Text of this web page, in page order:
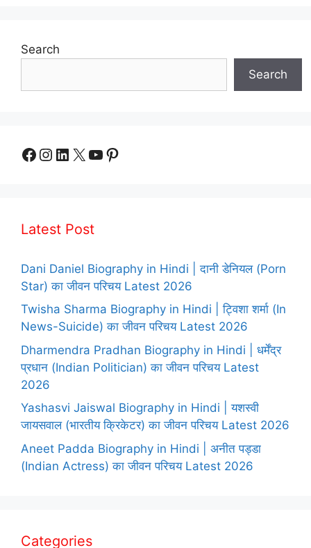
Search
Search
Facebook
Instagram
LinkedIn
X YouTube
Pinterest
Latest Post
Dani Daniel Biography in Hindi | दानी डेनियल (Porn
Star) का जीवन परिचय Latest 2026
Twisha Sharma Biography in Hindi | ट्विशा शर्मा (In
News-Suicide) का जीवन परिचय Latest 2026
Dharmendra Pradhan Biography in Hindi | धर्मेंद्र
प्रधान (Indian Politician) का जीवन परिचय Latest
2026
Yashasvi Jaiswal Biography in Hindi | यशस्वी
जायसवाल (भारतीय क्रिकेटर) का जीवन परिचय Latest 2026
Aneet Padda Biography in Hindi | अनीत पड्डा
(Indian Actress) का जीवन परिचय Latest 2026
Categories